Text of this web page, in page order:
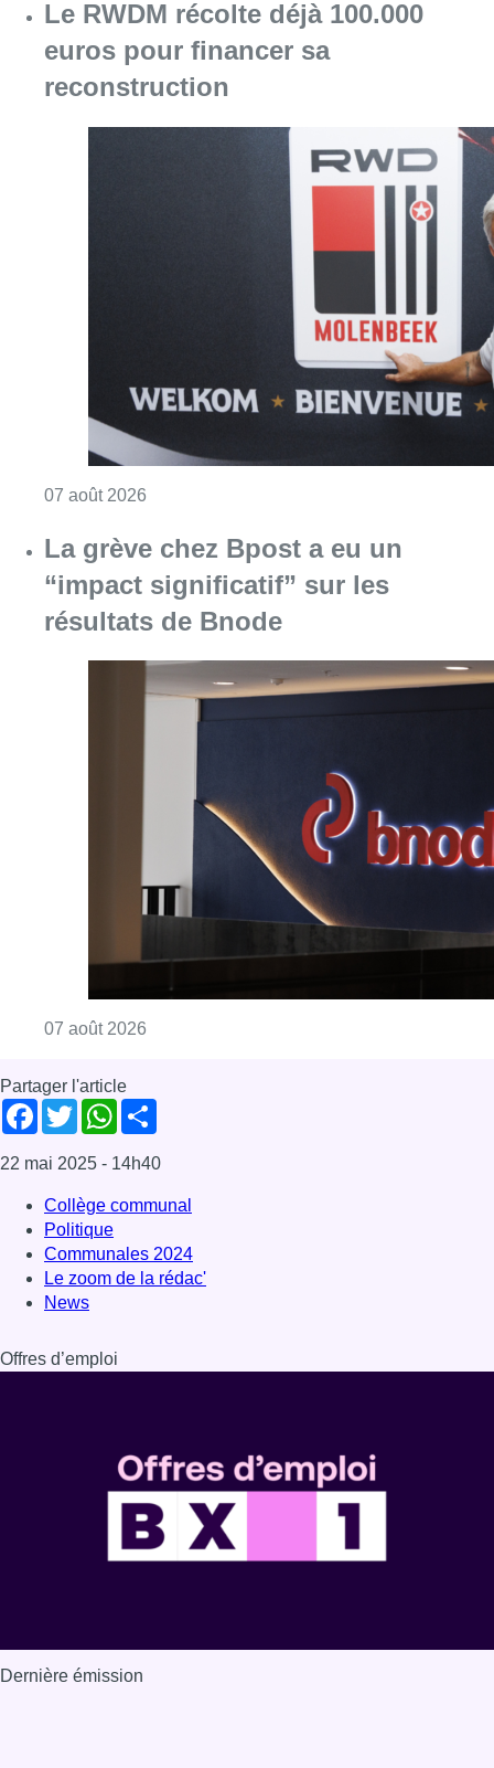
Le RWDM récolte déjà 100.000
euros pour financer sa
reconstruction
07 août 2026
La grève chez Bpost a eu un
“impact significatif” sur les
résultats de Bnode
07 août 2026
Partager l'article
Facebook
TwitterWhatsApp
22 mai 2025 - 14h40
Collège communal
Politique
Communales 2024
Le zoom de la rédac'
News
Offres d’emploi
Dernière émission